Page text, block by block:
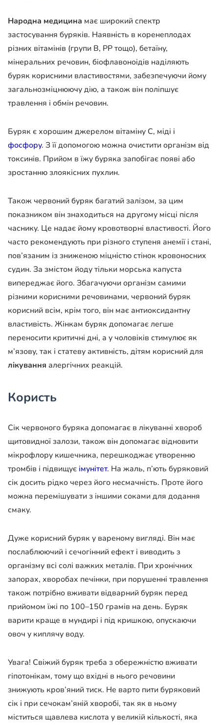
Народна медицина має широкий спектр
застосування буряків. Наявність в коренеплодах
різних вітамінів (групи В, РР тощо), бетаїну,
мінеральних речовин, біофлавоноідів наділяють
буряк корисними властивостями, забезпечуючи йому
загальнозміцнюючу дію, а також він поліпшує
травлення і обмін речовин.
Буряк є хорошим джерелом вітаміну С, міді і
фосфору. З її допомогою можна очистити організм від
токсинів. Прийом в їжу буряка запобігає появі або
зростанню злоякісних пухлин.
Також червоний буряк багатий залізом, за цим
показником він знаходиться на другому місці після
часнику. Це надає йому кровотворні властивості. Його
часто рекомендують при різного ступеня анемії і стані,
пов’язаним із зниженою міцністю стінок кровоносних
судин. За змістом йоду тільки морська капуста
випереджає його. Збагачуючи організм самими
різними корисними речовинами, червоний буряк
корисний всім, крім того, він має антиоксидантну
властивість. Жінкам буряк допомагає легше
переносити критичні дні, а у чоловіків стимулює як
м’язову, так і статеву активність, дітям корисний для
лікування алергічних реакцій.
Користь
Сік червоного буряка допомагає в лікуванні хвороб
щитовидної залози, також він допомагає відновити
мікрофлору кишечника, перешкоджає утворенню
тромбів і підвищує імунітет. На жаль, п’ють буряковий
сік досить рідко через його несмачність. Проте його
можна перемішувати з іншими соками для додання
смаку.
Дуже корисний буряк у вареному вигляді. Він має
послаблюючий і сечогінний ефект і виводить з
організму всі солі важких металів. При хронічних
запорах, хворобах печінки, при порушенні травлення
також потрібно вживати відварний буряк перед
прийомом їжі по 100–150 грамів на день. Буряк
варити краще в мундирі і під кришкою, опускаючи
овоч у киплячу воду.
Увага! Свіжий буряк треба з обережністю вживати
гіпотонікам, тому що вхідні в нього речовини
знижують кров’яний тиск. Не варто пити буряковий
сік і при сечокам’яній хворобі, так як в ньому
міститься щавлева кислота у великій кількості, яка